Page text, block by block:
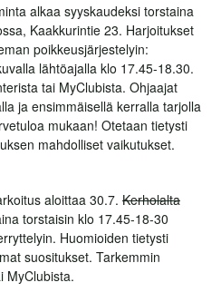
alkaa syyskaudeksi torstaina
Kaakkurintie 23. Harjoitukset
poikkeusjärjestelyin:
lähtöajalla klo 17.45-18.30.
tai MyClubista. Ohjaajat
ja ensimmäisellä kerralla tarjolla
mukaan! Otetaan tietysti
mahdolliset vaikutukset.
aloittaa 30.7. Kerholalta
torstaisin klo 17.45-18-30
Huomioiden tietysti
suositukset. Tarkemmin
MyClubista.